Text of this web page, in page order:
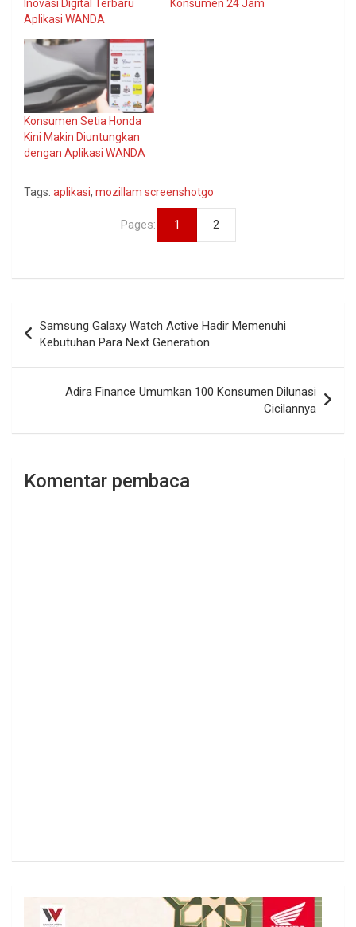
Inovasi Digital Terbaru
Aplikasi WANDA
Konsumen 24 Jam
Konsumen Setia Honda
Kini Makin Diuntungkan
dengan Aplikasi WANDA
Tags: aplikasi, mozillam screenshotgo
Pages: 1 2
pos
Samsung Galaxy Watch Active Hadir Memenuhi
Kebutuhan Para Next Generation
Adira Finance Umumkan 100 Konsumen Dilunasi
Cicilannya
Komentar pembaca